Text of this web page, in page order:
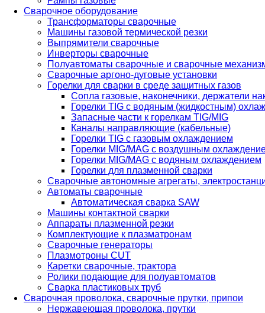
Сварочное оборудование
Трансформаторы сварочные
Машины газовой термической резки
Выпрямители сварочные
Инверторы сварочные
Полуавтоматы сварочные и сварочные
Сварочные аргоно-дуговые установки
Горелки для сварки в среде защитных газов
Сопла газовые, наконечники, держатели
Горелки TIG с водяным (жидкостным)
Запасные части к горелкам TIG/MIG
Каналы направляющие (кабельные)
Горелки TIG с газовым охлаждением
Горелки MIG/MAG с воздушным
Горелки MIG/MAG с водяным охлаждением
Горелки для плазменной сварки
Сварочные автономные агрегаты,
Автоматы сварочные
Автоматическая сварка SAW
Машины контактной сварки
Аппараты плазменной резки
Комплектующие к плазматронам
Сварочные генераторы
Плазмотроны CUT
Каретки сварочные, трактора
Ролики подающие для полуавтоматов
Сварка пластиковых труб
Сварочная проволока, сварочные прутки, припои
Нержавеющая проволока, прутки